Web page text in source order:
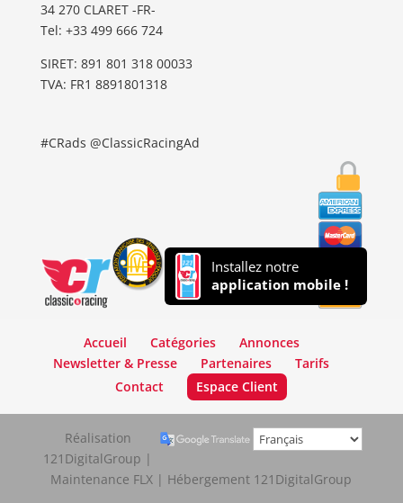
34 270 CLARET -FR-
Tel: ‭+33 499 666 724‬
SIRET: 891 801 318 00033
TVA: FR1 8891801318
#CRads @ClassicRacingAd
Installez notre
application mobile !
Accueil Catégories
Annonces
Newsletter & Presse
Partenaires
Tarifs
Contact
Espace Client
Réalisation
121DigitalGroup |
Maintenance FLX | Hébergement 121DigitalGroup